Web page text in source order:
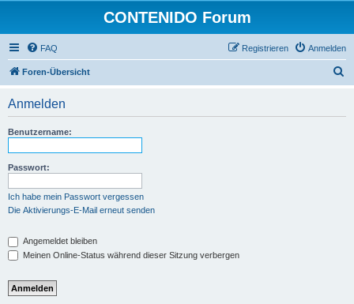
CONTENIDO Forum
FAQ Anmelden
Registrieren
Foren-Übersicht
Anmelden
Benutzername:
Passwort:
Ich habe mein Passwort vergessen
Die Aktivierungs-E-Mail erneut senden
Angemeldet bleiben
Meinen Online-Status während dieser Sitzung verbergen